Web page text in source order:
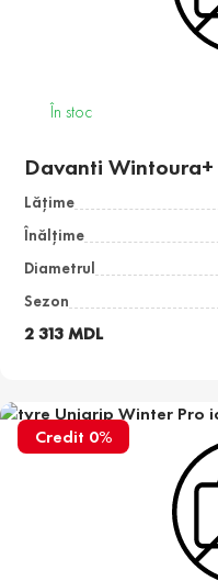
În stoc
Davanti Wintoura+
Lăţime
Înălţime
Diametrul
Sezon
2 313 MDL
Credit 0%